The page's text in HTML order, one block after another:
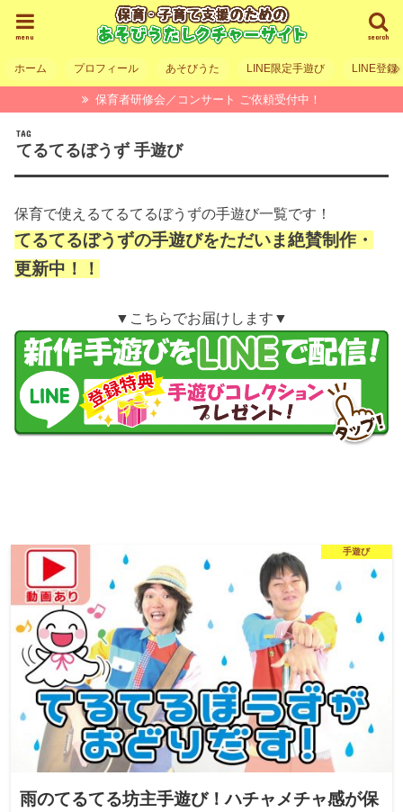
search
menu
ホーム プロフィール あそびうた LINE限定手遊び LINE登録
保育者研修会／コンサート ご依頼受付中！
TAG
てるてるぼうず 手遊び
保育で使えるてるてるぼうずの手遊び一覧です！
てるてるぼうずの手遊びをただいま絶賛制作・
更新中！！
▼こちらでお届けします▼
手遊び
雨のてるてる坊主手遊び！ハチャメチャ感が保